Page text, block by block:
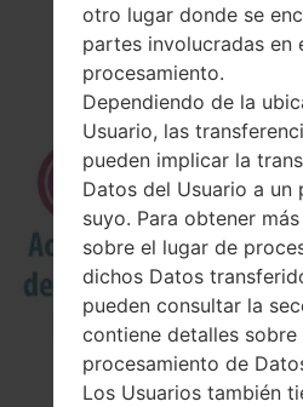
Los 5 principales
otro lugar donde se
partes involucradas en
procesamiento.
Dependiendo de la
Usuario, las
pueden implicar la
Datos del Usuario a un
suyo. Para obtener
sobre el lugar de
dichos Datos
pueden consultar la
contiene detalles sobre
procesamiento de
Los Usuarios también